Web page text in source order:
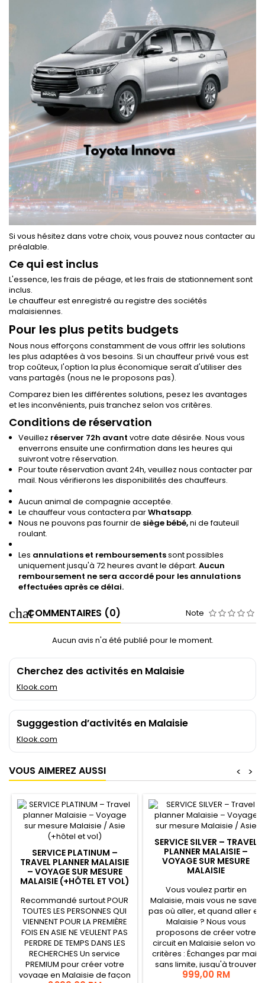
Si vous hésitez dans votre choix, vous pouvez nous contacter au
préalable.
Ce qui est inclus
L'essence, les frais de péage, et les frais de stationnement sont
inclus.
Le chauffeur est enregistré au registre des sociétés
malaisiennes.
Pour les plus petits budgets
Nous nous efforçons constamment de vous offrir les solutions
les plus adaptées à vos besoins. Si un chauffeur privé vous est
trop coûteux, l'option la plus économique serait d'utiliser des
vans partagés (nous ne le proposons pas).
Comparez bien les différentes solutions, pesez les avantages
et les inconvénients, puis tranchez selon vos critères.
Conditions de réservation
Veuillez réserver 72h avant votre date désirée. Nous vous
enverrons ensuite une confirmation dans les heures qui
suivront votre réservation.
Pour toute réservation avant 24h, veuillez nous contacter par
mail. Nous vérifierons les disponibilités des chauffeurs.
Aucun animal de compagnie acceptée.
Le chauffeur vous contactera parWhatsapp.
Nous ne pouvons pas fournir de siège bébé,ni de fauteuil
roulant.
Les annulations et remboursementssont possibles
uniquement jusqu'à 72 heures avant le départ. Aucun
remboursement ne sera accordé pour les annulations
effectuées après ce délai.
COMMENTAIRES (0) Note
Aucun avis n'a été publié pour le moment.
Cherchez des activités en Malaisie
Klook.com
Sugggestion d’activités en Malaisie
Klook.com
VOUS AIMEREZ AUSSI >
<
SERVICE PLATINUM –
TRAVEL PLANNER MALAISIE
– VOYAGE SUR MESURE
MALAISIE (+HÔTEL ET VOL)
Recommandé surtout POUR
TOUTES LES PERSONNES QUI
VIENNENT POUR LA PREMIÈRE
FOIS EN ASIE NE VEULENT PAS
PERDRE DE TEMPS DANS LES
RECHERCHES Un service
PREMIUM pour créer votre
voyage en Malaisie de façon
SERVICE SILVER – TRAVEL
PLANNER MALAISIE –
VOYAGE SUR MESURE
MALAISIE
Vous voulez partir en
Malaisie, mais vous ne savez
pas où aller, et quand aller en
Malaisie ? Nous vous
proposons de créer votre
circuit en Malaisie selon vos
critères : Échanges par mail,
sans limite, jusqu'à trouver
votre circuit. Vidéo
999,00 RM